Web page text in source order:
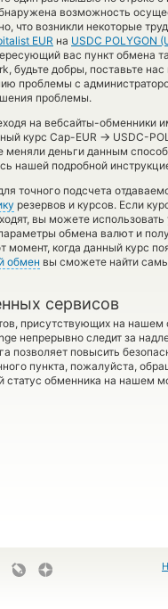
возможность
что возникли некоторые
EUR на USDC POLYGON
вас пункт обмена
будьте добры, поставьте
проблемы с
проблемы.
на вебсайты-
курс Cap-EUR → USDC-
меняли деньги данным
нашей подробной
точного подсчета
резервов и курсов. Если
вы можете использовать
обмена валют и
когда данный курс
обмен вы сможете найти
сервисов
присутствующих на нашем
непрерывно следит за
позволяет повысить
пункта, пожалуйста,
статус обменника на нашем